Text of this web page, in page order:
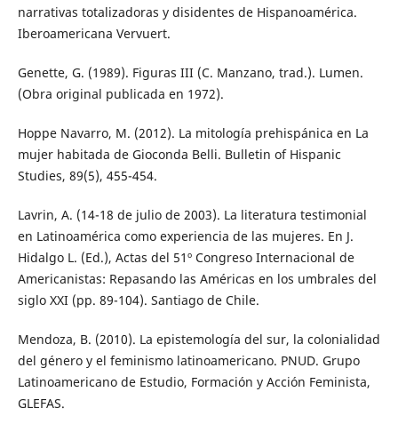
narrativas totalizadoras y disidentes de Hispanoamérica.
Iberoamericana Vervuert.
Genette, G. (1989). Figuras III (C. Manzano, trad.). Lumen.
(Obra original publicada en 1972).
Hoppe Navarro, M. (2012). La mitología prehispánica en La
mujer habitada de Gioconda Belli. Bulletin of Hispanic
Studies, 89(5), 455-454.
Lavrin, A. (14-18 de julio de 2003). La literatura testimonial
en Latinoamérica como experiencia de las mujeres. En J.
Hidalgo L. (Ed.), Actas del 51º Congreso Internacional de
Americanistas: Repasando las Américas en los umbrales del
siglo XXI (pp. 89-104). Santiago de Chile.
Mendoza, B. (2010). La epistemología del sur, la colonialidad
del género y el feminismo latinoamericano. PNUD. Grupo
Latinoamericano de Estudio, Formación y Acción Feminista,
GLEFAS.